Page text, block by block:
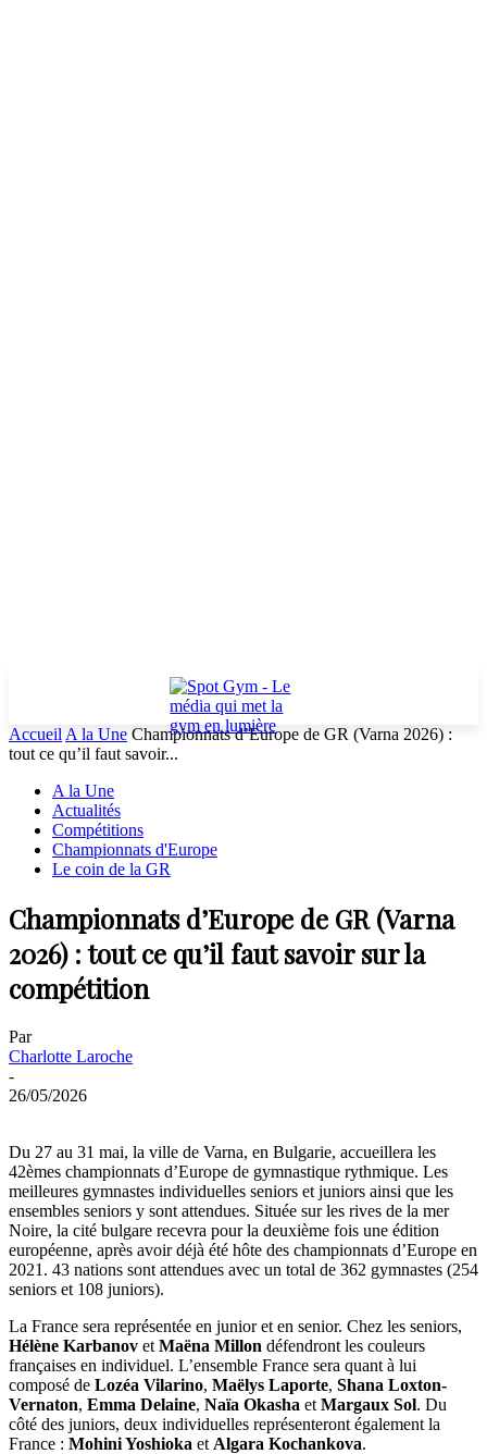
Accueil A la Une Championnats d’Europe de GR (Varna 2026) :
tout ce qu’il faut savoir...
A la Une
Actualités
Compétitions
Championnats d'Europe
Le coin de la GR
Championnats d’Europe de GR (Varna
2026) : tout ce qu’il faut savoir sur la
compétition
Par
Charlotte Laroche
-
26/05/2026
Du 27 au 31 mai, la ville de Varna, en Bulgarie, accueillera les
42èmes championnats d’Europe de gymnastique rythmique. Les
meilleures gymnastes individuelles seniors et juniors ainsi que les
ensembles seniors y sont attendues. Située sur les rives de la mer
Noire, la cité bulgare recevra pour la deuxième fois une édition
européenne, après avoir déjà été hôte des championnats d’Europe en
2021. 43 nations sont attendues avec un total de 362 gymnastes (254
seniors et 108 juniors).
La France sera représentée en junior et en senior. Chez les seniors,
Hélène Karbanov et Maëna Millon défendront les couleurs
françaises en individuel. L’ensemble France sera quant à lui
composé de Lozéa Vilarino, Maëlys Laporte, Shana Loxton-
Vernaton, Emma Delaine, Naïa Okasha et Margaux Sol. Du
côté des juniors, deux individuelles représenteront également la
France : Mohini Yoshioka et Algara Kochankova.